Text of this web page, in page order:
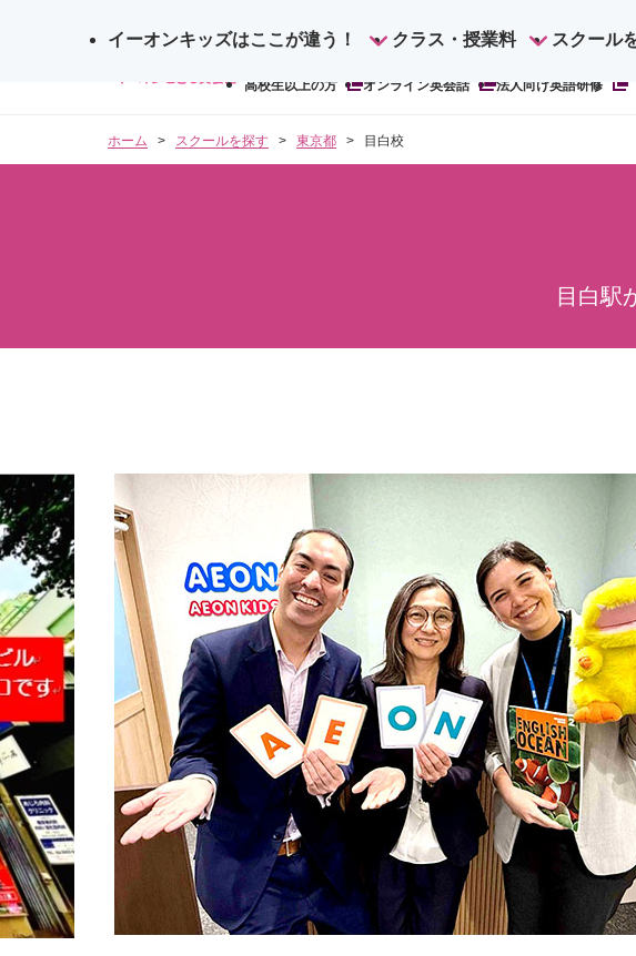
サ
ト
検
索
高校生以上の方 オンライン英会話 法人向け英語研修
イーオンキッズはここが違う！ クラス・授業料 スクール
ホーム スクールを探す 東京都 目白校
目白駅